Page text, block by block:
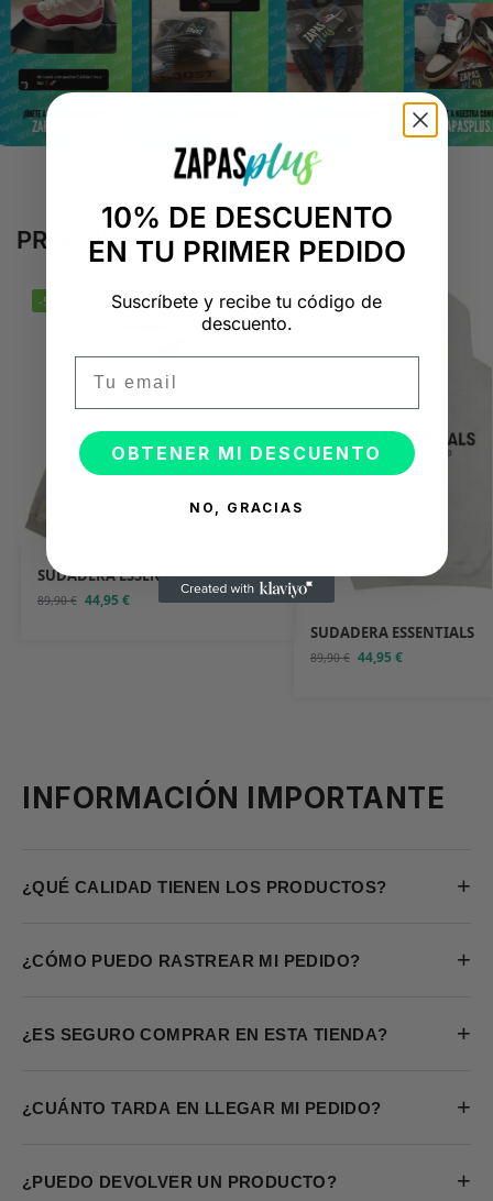
PRODUCTOS RELACIONADOS
-50%
SUDADERA ESSENTIALS
89,90€ 44,95€
-50%
SUDADERA ESSENTIALS
89,90€ 44,95€
INFORMACIÓN IMPORTANTE
¿QUÉ CALIDAD TIENEN LOS PRODUCTOS? +
¿CÓMO PUEDO RASTREAR MI PEDIDO? +
¿ES SEGURO COMPRAR EN ESTA TIENDA? +
¿CUÁNTO TARDA EN LLEGAR MI PEDIDO? +
¿PUEDO DEVOLVER UN PRODUCTO? +
10% DE DESCUENTO
EN TU PRIMER PEDIDO
Suscríbete y recibe tu código de
descuento.
OBTENER MI DESCUENTO
NO, GRACIAS